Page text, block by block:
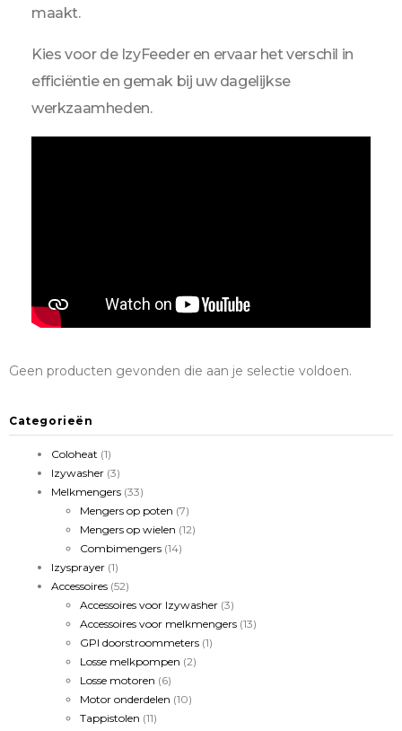
maakt.
Kies voor de IzyFeeder en ervaar het verschil in
efficiëntie en gemak bij uw dagelijkse
werkzaamheden.
Geen producten gevonden die aan je selectie voldoen.
Categorieën
Coloheat (1)
Izywasher (3)
Melkmengers (33)
Mengers op poten (7)
Mengers op wielen (12)
Combimengers (14)
Izysprayer (1)
Accessoires (52)
Accessoires voor Izywasher (3)
Accessoires voor melkmengers (13)
GPI doorstroommeters (1)
Losse melkpompen (2)
Losse motoren (6)
Motor onderdelen (10)
Tappistolen (11)